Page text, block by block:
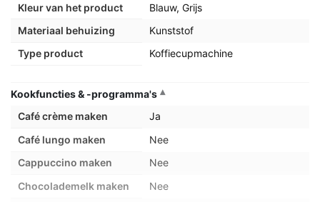
Kleur van het product
Blauw, Grijs
Materiaal behuizing
Kunststof
Type product
Koffiecupmachine
Kookfuncties & -programma's
Café crème maken
Ja
Café lungo maken
Nee
Cappuccino maken
Nee
Chocolademelk maken
Nee